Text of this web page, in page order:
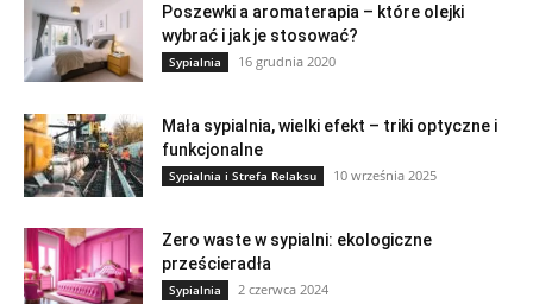
Poszewki a aromaterapia – które olejki
wybrać i jak je stosować?
Sypialnia 16 grudnia 2020
Mała sypialnia, wielki efekt – triki optyczne i
funkcjonalne
Sypialnia i Strefa Relaksu 10 września 2025
Zero waste w sypialni: ekologiczne
prześcieradła
Sypialnia 2 czerwca 2024